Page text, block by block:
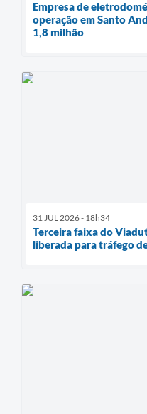
Empresa de
operação em Santo
1,8 milhão
31 JUL 2026 - 18h34
Terceira faixa do
liberada para tráfego